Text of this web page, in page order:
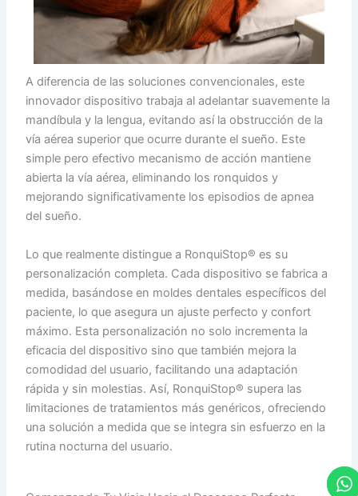
A diferencia de las soluciones convencionales, este
innovador dispositivo trabaja al adelantar suavemente la
mandíbula y la lengua, evitando así la obstrucción de la
vía aérea superior que ocurre durante el sueño. Este
simple pero efectivo mecanismo de acción mantiene
abierta la vía aérea, eliminando los ronquidos y
mejorando significativamente los episodios de apnea
del sueño.
Lo que realmente distingue a RonquiStop® es su
personalización completa. Cada dispositivo se fabrica a
medida, basándose en moldes dentales específicos del
paciente, lo que asegura un ajuste perfecto y confort
máximo. Esta personalización no solo incrementa la
eficacia del dispositivo sino que también mejora la
comodidad del usuario, facilitando una adaptación
rápida y sin molestias. Así, RonquiStop® supera las
limitaciones de tratamientos más genéricos, ofreciendo
una solución a medida que se integra sin esfuerzo en la
rutina nocturna del usuario.